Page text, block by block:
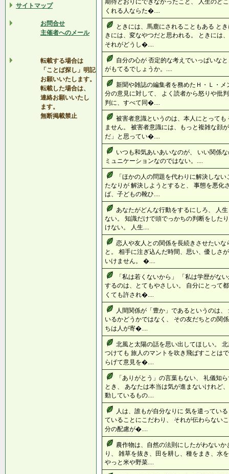
サイトマップ
お問合せ
主催者へのメール
転載する場合は
「ことば探し」明記
お願いいたします。
転載した場合は、
連絡お願いいたし
ます。
無断掲載禁止
期待どおりにできなかったこと、 人生のど
くれる人ならた�....
ときには、馬鹿にされることもある と
きには、変なやつだと思われる。 ときには
それがどうし�....
自分の心が 否定的な考えでいっぱいな
がもてるでしょうか。....
新聞や雑誌の編集者を務めたＨ・Ｌ・
分の意見に対して、 よく読者から怒りや批
判に、すべて同�....
被害者意識というのは、本人にとって
ません。 被害者意識には、もっと複雑な顔
だ」と思ってい�....
いつも和気あいあいなのが、 いい関係
ミュニケーションなのではない。....
「ほかの人の問題を代わりに解決しな
たなりが 解決しようとすると、 事態を悪化
ば、子どもの靴ひ....
あなたがどんな行動をするにしろ、 人
ない。 知識だけで頭でっかちの判断をした
けない。 人生....
恋人や友人との関係を長続きさせたい
と。 相手に注ぎ込んだ時間、思い、優しさ
いけません。 �....
「私は若くないから」 「私は学歴がな
するのは、とてもやさしい。 自分にとって
くても許され�....
人間関係が「豊か」であるというのは
いるかどうかではなく、 その友だちとの関
ちは人が寄�....
北風と太陽の話を思い出してほしい。
つけても 旅人のマントを吹き飛ばすことは
らげて意見を�....
「ありがとう」の言葉もない、 礼儀知
とき、 あなたは本当は気が進まないけれど
動しているもの....
人は、誰もが自分なりに 気を遣ってい
ていることにこだわり、 それが伝わらない
分の配慮が�....
農作物は、自然の法則にしたがわない
り、 雑草を抜き、田を耕し、種をまき、水
やっと米や野菜....